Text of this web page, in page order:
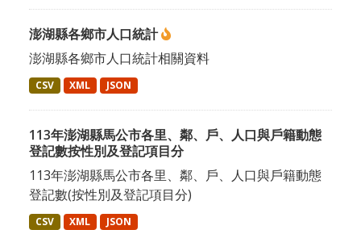
澎湖縣各鄉市人口統計
澎湖縣各鄉市人口統計相關資料
CSV XML JSON
113年澎湖縣馬公市各里、鄰、戶、人口與戶籍動態
登記數按性別及登記項目分
113年澎湖縣馬公市各里、鄰、戶、人口與戶籍動態
登記數(按性別及登記項目分)
CSV XML JSON